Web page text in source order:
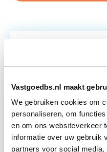
Vastgoedbs.nl maakt
We gebruiken cookies om
personaliseren, om
en om ons websiteverkeer
informatie over uw gebruik
partners voor social
Tijdens deze opleiding
integraal te benaderen,
formuleren en te